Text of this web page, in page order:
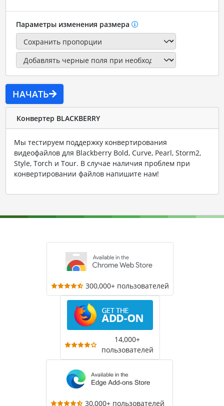
Параметры изменения размера
НАЧАТЬ
Конвертер BLACKBERRY
Мы тестируем поддержку конвертирования
видеофайлов для Blackberry Bold, Curve, Pearl, Storm2,
Style, Torch и Tour. В случае наличия проблем при
конвертировании файлов напишите нам!
300,000+ пользователей
14,000+
пользователей
30,000+ пользователей